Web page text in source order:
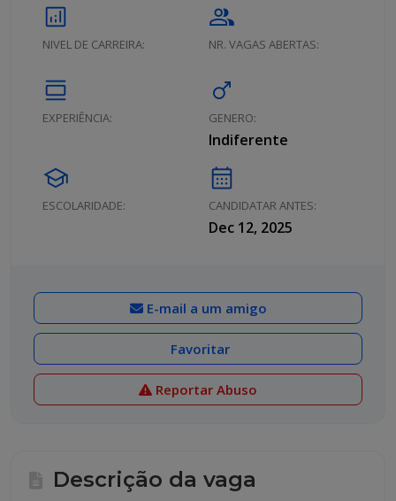
analytics
NIVEL DE CARREIRA:
group
NR. VAGAS ABERTAS:
calendar_view_day
EXPERIÊNCIA:
male
GENERO:
Indiferente
school
ESCOLARIDADE:
calendar_month
CANDIDATAR ANTES:
Dec 12, 2025
E-mail a um amigo
Favoritar
Reportar Abuso
Descrição da vaga